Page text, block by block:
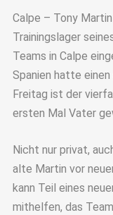
Suche
Calpe – Tony
Trainingslager
Teams in Calpe
Spanien hatte einen
Freitag ist der
ersten Mal Vater
Nicht nur privat,
alte Martin vor
kann Teil eines
mithelfen, das